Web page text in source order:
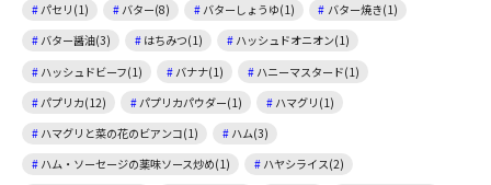
パセリ(1)
バター(8) バターしょうゆ(1)
バター焼き(1)
バター醤油(3)
はちみつ(1)
ハッシュドオニオン(1)
ハッシュドビーフ(1)
バナナ(1)
ハニーマスタード(1)
パプリカ(12)
パプリカパウダー(1)
ハマグリ(1)
ハマグリと菜の花のビアンコ(1)
ハム(3)
ハム・ソーセージの薬味ソース炒め(1)
ハヤシライス(2)